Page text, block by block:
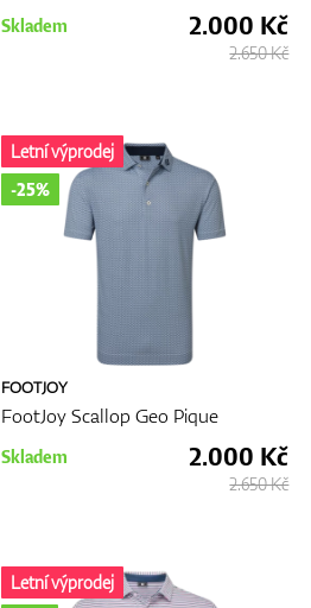
Skladem 2.000 Kč
2.650 Kč
FOOTJOY
FootJoy Scallop Geo Pique
Letní výprodej
-25%
Skladem 2.000 Kč
2.650 Kč
Letní výprodej